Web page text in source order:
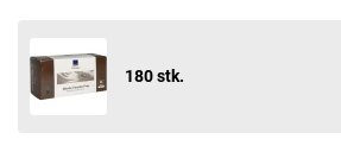
180 stk.